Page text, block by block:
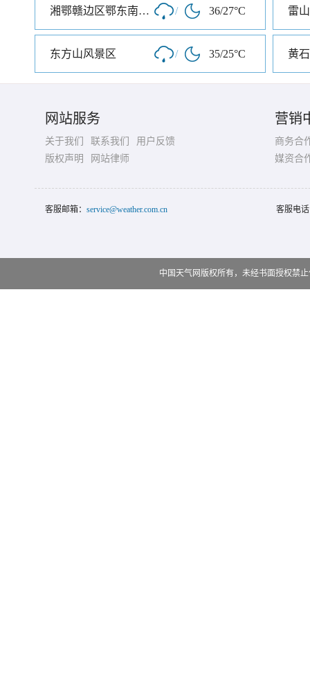
湘鄂赣边区鄂东南革命烈士陵园 / 36/27°C 雷
东方山风景区 / 35/25°C 黄
网站服务
关于我们 联系我们
用户反馈
版权声明
网站律师
营销
商务合
媒资合
客服邮箱： service@weather.com.cn 客服电
中国天气网版权所有，未经书面授权